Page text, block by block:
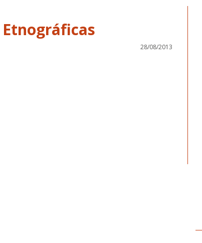
28/08/2013